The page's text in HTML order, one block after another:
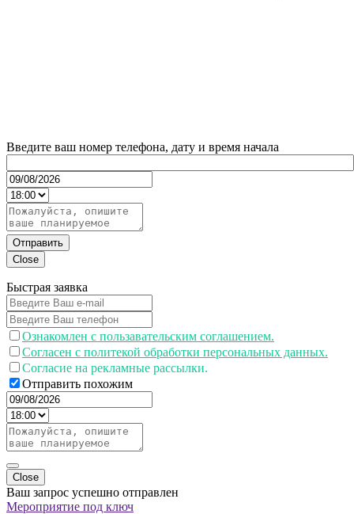
Введите ваш номер телефона, дату и время начала
Отправить
Close
Быстрая заявка
Ознакомлен с пользавательским соглашением.
Согласен с политекой обработки персональных данных.
Согласие на рекламные рассылки.
Отправить похожим
Close
Ваш запрос успешно отправлен
Мероприятие под ключ